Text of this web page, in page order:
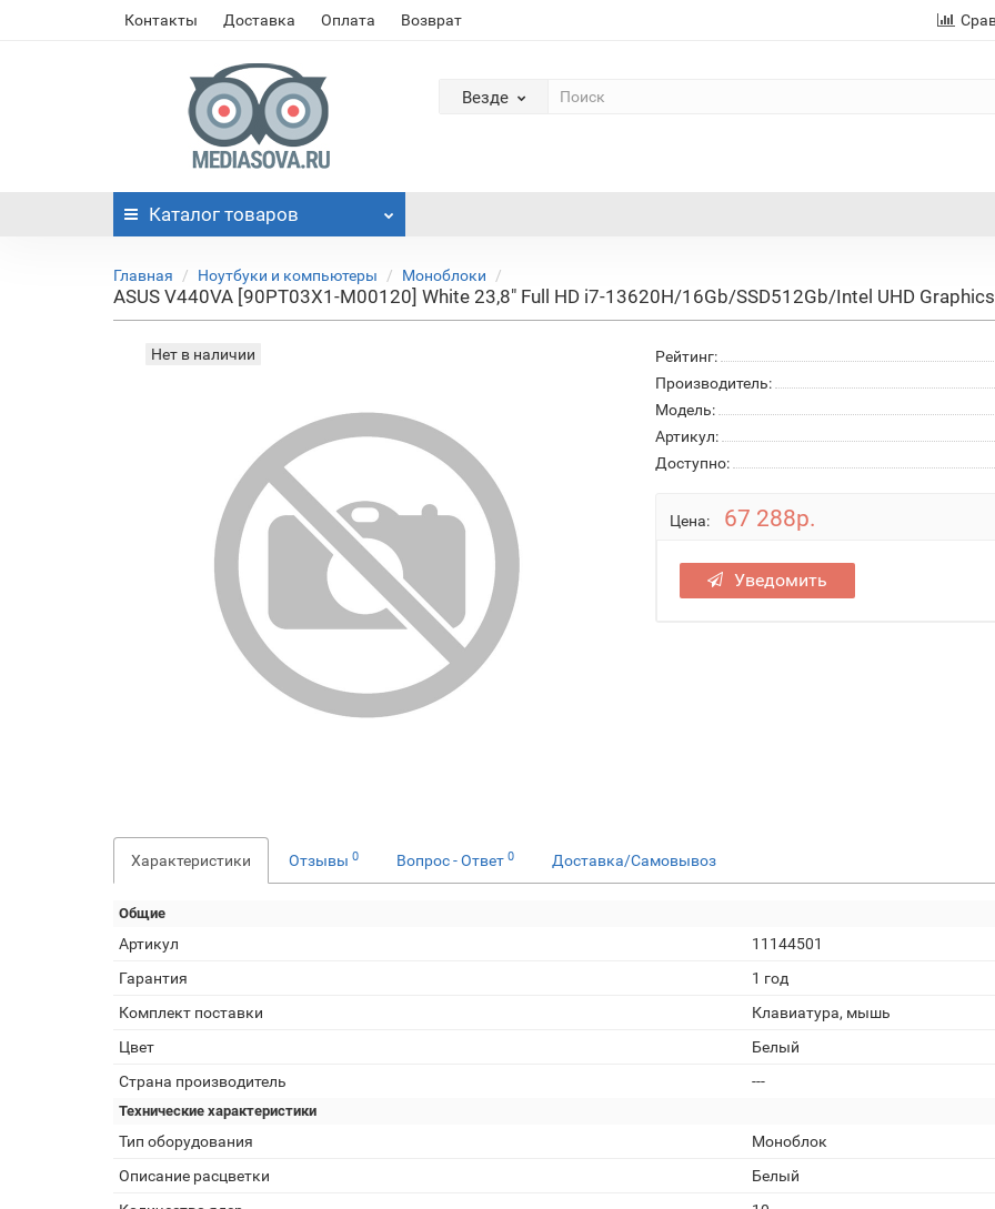
Контакты Доставка Оплата Возврат
Везде
Каталог товаров
Главная Ноутбуки и компьютеры Моноблоки
ASUS V440VA [90PT03X1-M00120] White 23,8" Full HD i7-13620H/16Gb/SSD512Gb/Intel UHD
Нет в наличии
Рейтинг:
Производитель:
Модель:
Артикул:
Доступно:
Цена: 67 288р.
Уведомить
Характеристики Отзывы 0 Вопрос - Ответ 0 Доставка/Самовывоз
Общие
Артикул
11144501
Гарантия
1 год
Комплект поставки
Клавиатура, мышь
Цвет
Белый
Страна производитель
---
Технические характеристики
Тип оборудования
Моноблок
Описание расцветки
Белый